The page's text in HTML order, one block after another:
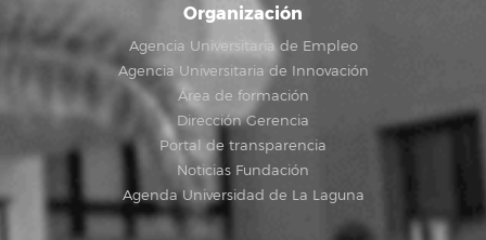
Organización
Agencia Universitaria de Empleo
Agencia Universitaria de Innovación
Área de formación
Dirección Gerencia
Portal de transparencia
Noticias Fundación
Agenda Universidad de La Laguna